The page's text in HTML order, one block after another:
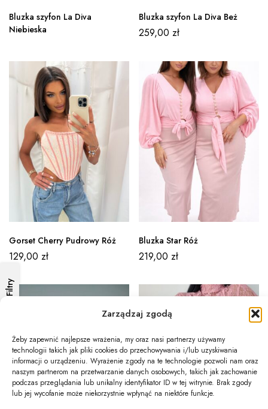
Zarządzaj zgodą
Żeby zapewnić najlepsze wrażenia, my oraz nasi partnerzy używamy
technologii takich jak pliki cookies do przechowywania i/lub uzyskiwania
informacji o urządzeniu. Wyrażenie zgody na te technologie pozwoli nam oraz
naszym partnerom na przetwarzanie danych osobowych, takich jak zachowanie
podczas przeglądania lub unikalny identyfikator ID w tej witrynie. Brak zgody
lub jej wycofanie może niekorzystnie wpłynąć na niektóre funkcje.
Filtry
Bluzka szyfon La Diva
Niebieska
Bluzka szyfon La Diva Beż
259,00 zł
Gorset Cherry Pudrowy Róż
129,00 zł
Bluzka Star Róż
219,00 zł